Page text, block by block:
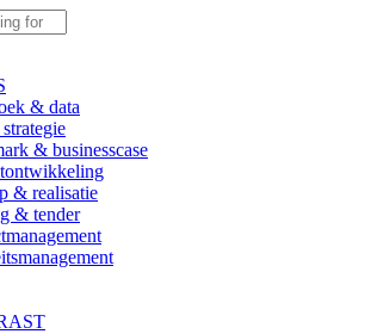
& data
& businesscase
& realisatie
& tender